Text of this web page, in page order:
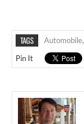
TAGS Automobile,
Pin It